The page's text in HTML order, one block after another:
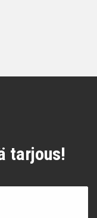
tarjous!